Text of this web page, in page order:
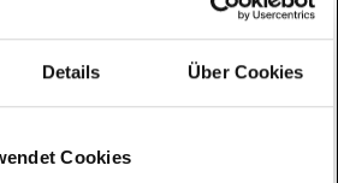
Details Über Cookies
Cookies
Hochschulpreis für Exzellenz
gemeinsam mit dem Land Hessen
bundesweit der höchstdotierte
Leistungen in der
Preis würdigte die Hertie-